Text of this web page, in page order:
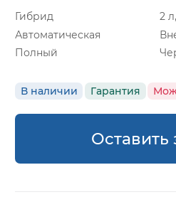
Гибрид
2
Автоматическая
Полный
В наличии Гарантия
Оставить